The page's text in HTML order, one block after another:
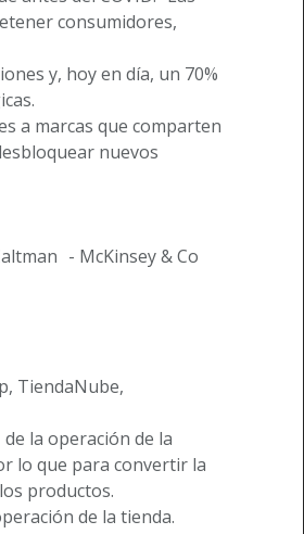
consumidores,
y, hoy en día, un 70%
a marcas que comparten
nuevos
- McKinsey & Co
TiendaNube,
la operación de la
lo que para convertir la
productos.
de la tienda.